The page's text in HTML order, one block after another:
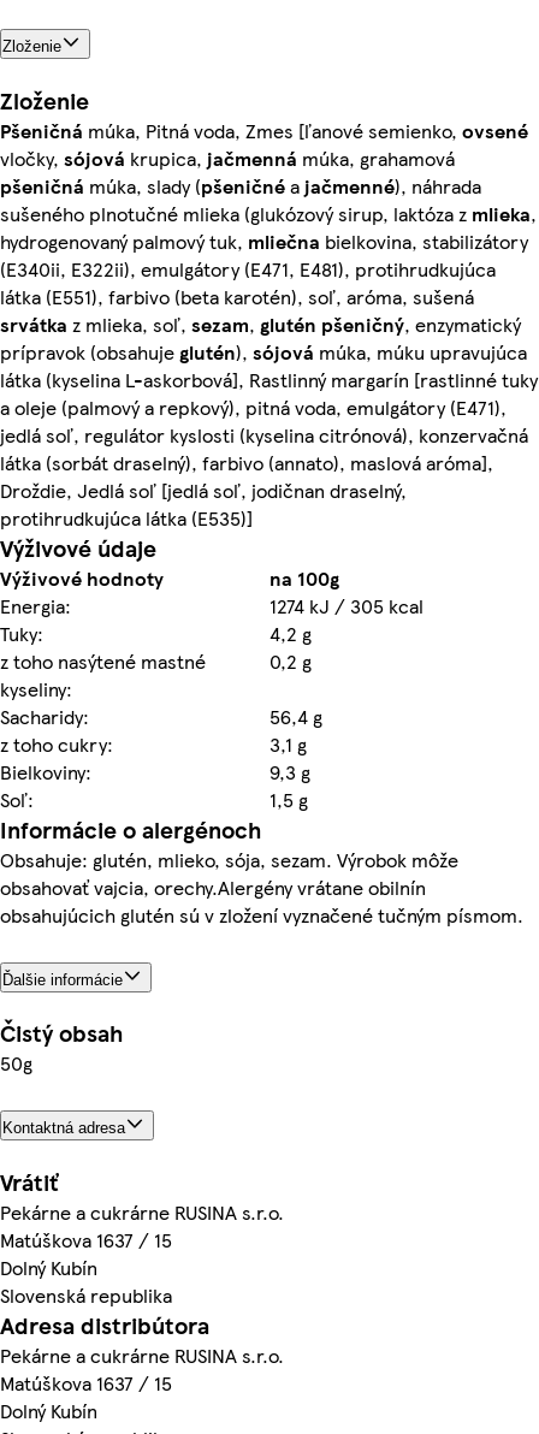
Zloženie
Zloženie
Pšeničná múka, Pitná voda, Zmes [ľanové semienko, ovsené
vločky, sójová krupica, jačmenná múka, grahamová
pšeničná múka, slady (pšeničnéa jačmenné), náhrada
sušeného plnotučné mlieka (glukózový sirup, laktóza z mlieka,
hydrogenovaný palmový tuk, mliečna bielkovina, stabilizátory
(E340ii, E322ii), emulgátory (E471, E481), protihrudkujúca
látka (E551), farbivo (beta karotén), soľ, aróma, sušená
srvátka z mlieka, soľ, sezam, glutén pšeničný, enzymatický
prípravok (obsahujeglutén), sójová múka, múku upravujúca
látka (kyselina L-askorbová], Rastlinný margarín [rastlinné tuky
a oleje (palmový a repkový), pitná voda, emulgátory (E471),
jedlá soľ, regulátor kyslosti (kyselina citrónová), konzervačná
látka (sorbát draselný), farbivo (annato), maslová aróma],
Droždie, Jedlá soľ [jedlá soľ, jodičnan draselný,
protihrudkujúca látka (E535)]
Výživové údaje
Výživové hodnoty
na 100g
Energia:
1274 kJ / 305 kcal
Tuky:
4,2 g
z toho nasýtené mastné
kyseliny:
0,2 g
Sacharidy:
56,4 g
z toho cukry:
3,1 g
Bielkoviny:
9,3 g
Soľ:
1,5 g
Informácie o alergénoch
Obsahuje: glutén, mlieko, sója, sezam. Výrobok môže
obsahovať vajcia, orechy.Alergény vrátane obilnín
obsahujúcich glutén sú v zložení vyznačené tučným písmom.
Ďalšie informácie
Čistý obsah
50g
Kontaktná adresa
Vrátiť
Pekárne a cukrárne RUSINA s.r.o.
Matúškova 1637 / 15
Dolný Kubín
Slovenská republika
Adresa distribútora
Pekárne a cukrárne RUSINA s.r.o.
Matúškova 1637 / 15
Dolný Kubín